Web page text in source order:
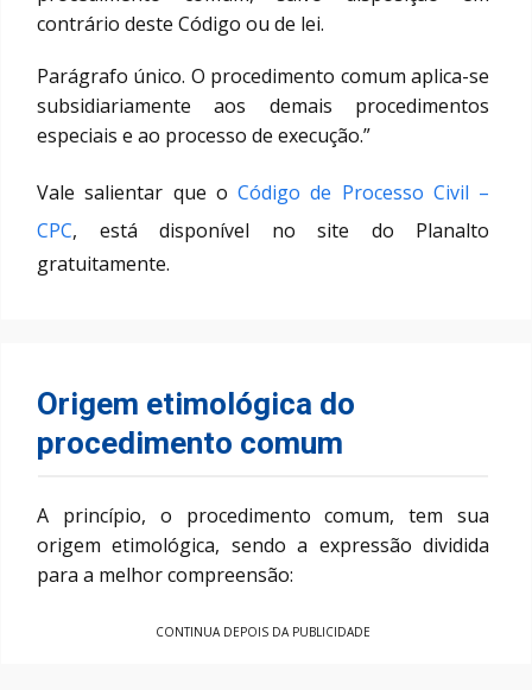
contrário deste Código ou de lei.
Parágrafo único. O procedimento comum aplica-se
subsidiariamente aos demais procedimentos
especiais e ao processo de execução.”
Vale salientar que o Código de Processo Civil –
CPC, está disponível no site do Planalto
gratuitamente.
Origem etimológica do
procedimento comum
A princípio, o procedimento comum, tem sua
origem etimológica, sendo a expressão dividida
para a melhor compreensão:
CONTINUA DEPOIS DA PUBLICIDADE